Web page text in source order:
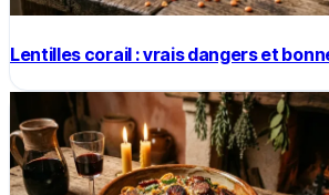
Lentilles corail : vrais dangers et